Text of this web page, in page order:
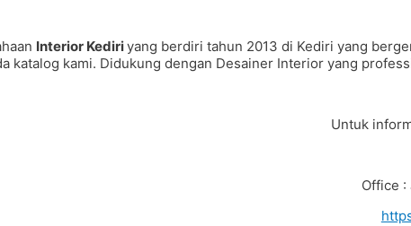
Interior Kediriyang berdiri tahun 2013 di Kediri yang
katalog kami. Didukung dengan Desainer Interior yang
Untuk
Office :